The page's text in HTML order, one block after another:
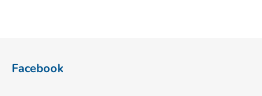
Facebook